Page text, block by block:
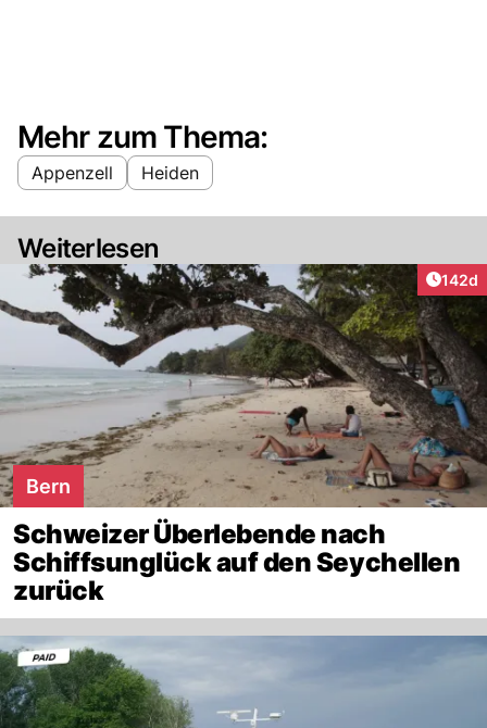
Mehr zum Thema:
Appenzell Heiden
Weiterlesen
142d
Bern
Schweizer Überlebende nach
Schiffsunglück auf den Seychellen
zurück